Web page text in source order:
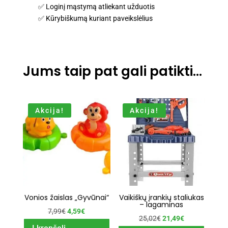
✅ Loginį mąstymą atliekant užduotis
✅ Kūrybiškumą kuriant paveikslėlius
Jums taip pat gali patikti…
Akcija!
Vonios žaislas „Gyvūnai“
7,99€Original
4,59€Current
Akcija!
Vaikiškų įrankių staliukas
– lagaminas
25,02€ Original
21,49€Current